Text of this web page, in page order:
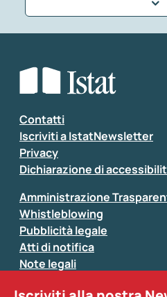
Seleziona la tipologia
Inserisci il tuo commento
Contatti
Iscriviti a IstatNewsletter
Privacy
Dichiarazione di
Amministrazione
Whistleblowing
Pubblicità legale
Atti di notifica
Note legali
Sistan